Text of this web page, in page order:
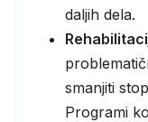
daljih dela.
smanjiti
Programi